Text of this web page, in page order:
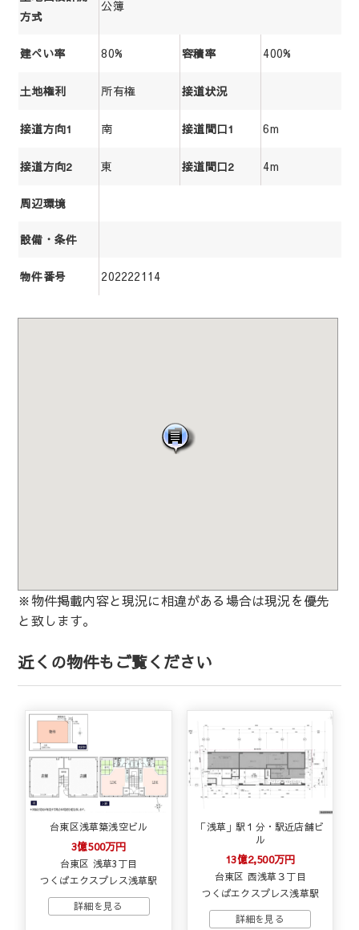
方式
公簿
建ぺい率 80% 容積率 400%
土地権利 所有権 接道状況
接道方向1 南 接道間口1 6m
接道方向2 東 接道間口2 4m
周辺環境
設備・条件
物件番号 202222114
※物件掲載内容と現況に相違がある場合は現況を優先
と致します。
近くの物件もご覧ください
台東区浅草築浅空ビル
3億500万円
台東区 浅草3丁目
つくばエクスプレス浅草駅
「浅草」駅１分・駅近店舗ビ
ル
13億2,500万円
台東区 西浅草３丁目
つくばエクスプレス浅草駅